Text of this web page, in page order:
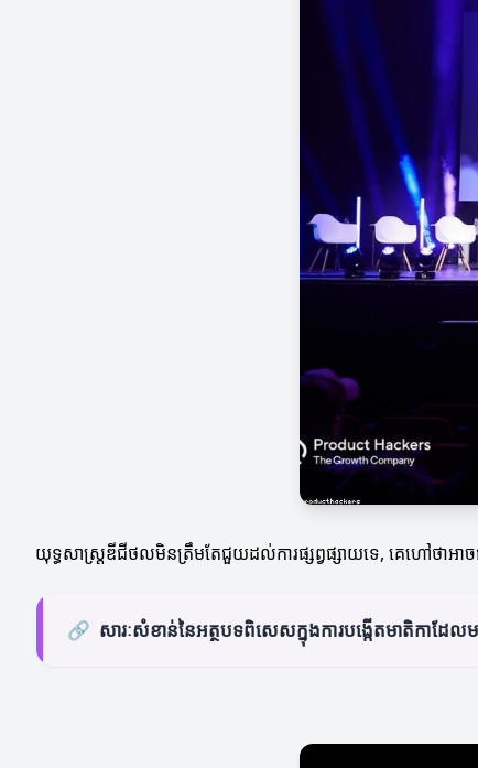
យុទ្ធសាស្ត្រឌីជីថលមិនត្រឹមតែជួយដល់ការផ្សព្វផ្សាយទេ, គេហៅថាអាច
🔗 សារៈសំខាន់នៃអត្ថបទពិសេសក្នុងការបង្កើតមាតិកាដែល